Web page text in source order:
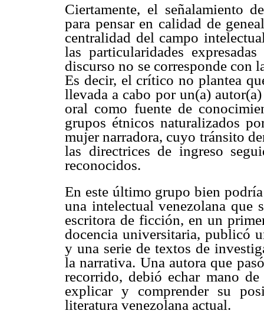
Ciertamente, el señalamiento
para pensar en calidad de
centralidad del campo
las particularidades
discurso no se corresponde con
Es decir, el crítico no plantea
llevada a cabo por un(a)
oral como fuente de
grupos étnicos naturalizados
mujer narradora, cuyo tránsito
las directrices de ingreso
reconocidos.
En este último grupo bien
una intelectual venezolana que
escritora de ficción, en un
docencia universitaria, publicó
y una serie de textos de
la narrativa. Una autora que
recorrido, debió echar mano
explicar y comprender su
literatura venezolana actual.